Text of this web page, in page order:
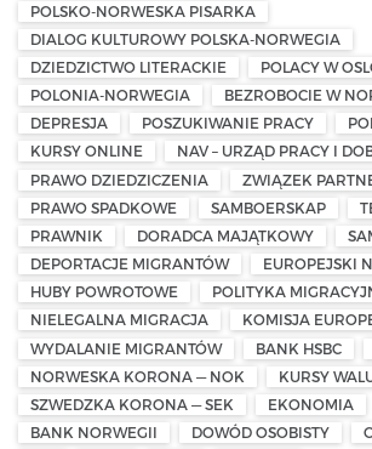
POLSKO-NORWESKA PISARKA
DIALOG KULTUROWY POLSKA-NORWEGIA
DZIEDZICTWO LITERACKIE
POLACY W
POLONIA-NORWEGIA
BEZROBOCIE W
DEPRESJA
POSZUKIWANIE PRACY
KURSY ONLINE
NAV – URZĄD PRACY I
PRAWO DZIEDZICZENIA
ZWIĄZEK
PRAWO SPADKOWE
SAMBOERSKAP
PRAWNIK
DORADCA MAJĄTKOWY
DEPORTACJE MIGRANTÓW
EUROPEJSKI
HUBY POWROTOWE
POLITYKA
NIELEGALNA MIGRACJA
KOMISJA
WYDALANIE MIGRANTÓW
BANK HSBC
NORWESKA KORONA — NOK
KURSY
SZWEDZKA KORONA — SEK
EKONOMIA
BANK NORWEGII
DOWÓD OSOBISTY